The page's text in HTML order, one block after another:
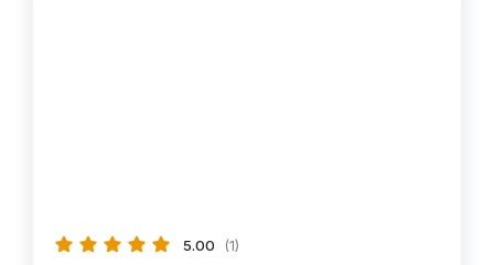
5.00 (1)